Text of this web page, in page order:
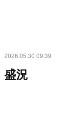
2026.05.30 09:39
盛況